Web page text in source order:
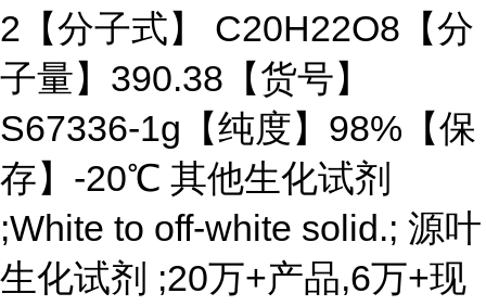
2【分子式】 C20H22O8【分
子量】390.38【货号】
S67336-1g【纯度】98%【保
存】-20℃ 其他生化试剂
;White to off-white solid.; 源叶
生化试剂 ;20万+产品,6万+现